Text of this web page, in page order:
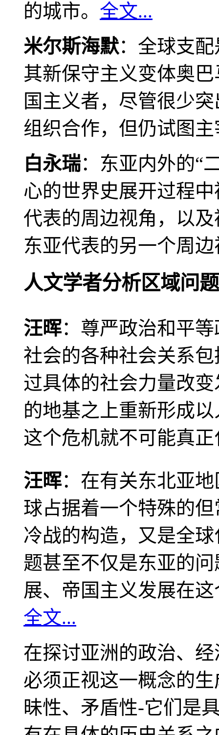
的城市。 全文...
米尔斯海默：全球支
其新保守主义变体奥
国主义者，尽管很少
组织合作，但仍试图
白永瑞：东亚内外的“
心的世界史展开过程
代表的周边视角，以
东亚代表的另一个周
人文学者分析区域问题
汪晖：尊严政治和平
社会的各种社会关系
过具体的社会力量改
的地基之上重新形成
这个危机就不可能真
汪晖：在有关东北亚
球占据着一个特殊的
冷战的构造，又是全
题甚至不仅是东亚的
展、帝国主义发展在
全文...
在探讨亚洲的政治、
必须正视这一概念的
昧性、矛盾性-它们是